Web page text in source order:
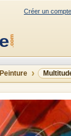
Créer un compte
Peinture